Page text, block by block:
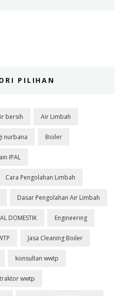
PILIHAN
bersih Air Limbah
nurbana Boiler
IPAL
Cara Pengolahan Limbah
Dasar Pengolahan Air Limbah
DOMESTIK Engineering
Jasa Cleaning Boiler
konsultan wwtp
wwtp